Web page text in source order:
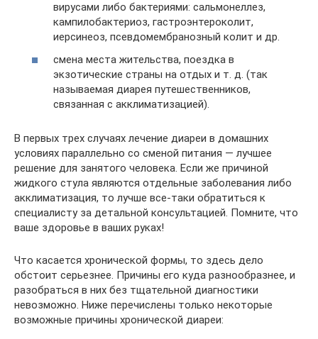
вирусами либо бактериями: сальмонеллез,
кампилобактериоз, гастроэнтероколит,
иерсинеоз, псевдомембранозный колит и др.
смена места жительства, поездка в
экзотические страны на отдых и т. д. (так
называемая диарея путешественников,
связанная с акклиматизацией).
В первых трех случаях лечение диареи в домашних
условиях параллельно со сменой питания — лучшее
решение для занятого человека. Если же причиной
жидкого стула являются отдельные заболевания либо
акклиматизация, то лучше все-таки обратиться к
специалисту за детальной консультацией. Помните, что
ваше здоровье в ваших руках!
Что касается хронической формы, то здесь дело
обстоит серьезнее. Причины его куда разнообразнее, и
разобраться в них без тщательной диагностики
невозможно. Ниже перечислены только некоторые
возможные причины хронической диареи: